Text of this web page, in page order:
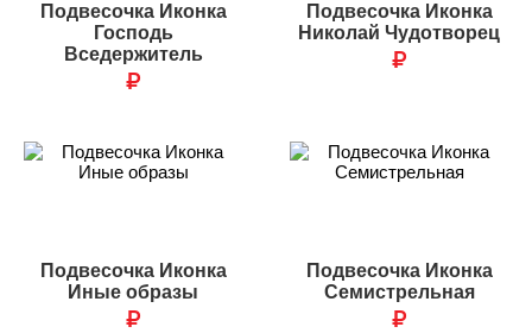
Подвесочка Иконка
Господь
Вседержитель
₽
Подвесочка Иконка
Николай Чудотворец
₽
Подвесочка Иконка
Иные образы
₽
Подвесочка Иконка
Семистрельная
₽